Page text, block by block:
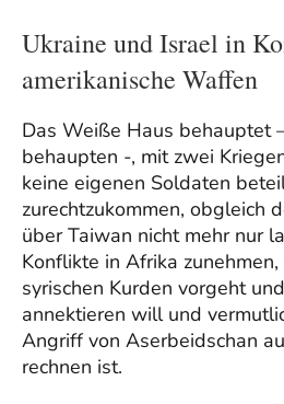
Ukraine und Israel in
amerikanische Waffen
Das Weiße Haus behauptet
behaupten -, mit zwei
keine eigenen Soldaten
zurechtzukommen, obgleich
über Taiwan nicht mehr nur
Konflikte in Afrika
syrischen Kurden vorgeht
annektieren will und
Angriff von Aserbeidschan
rechnen ist.